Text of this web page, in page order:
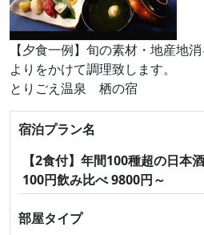
【夕食一例】旬の素材・地産地
よりをかけて調理致します。
とりごえ温泉 栖の宿
宿泊プラン名
【2食付】年間100種超の日本
100円飲み比べ 9800円～
部屋タイプ